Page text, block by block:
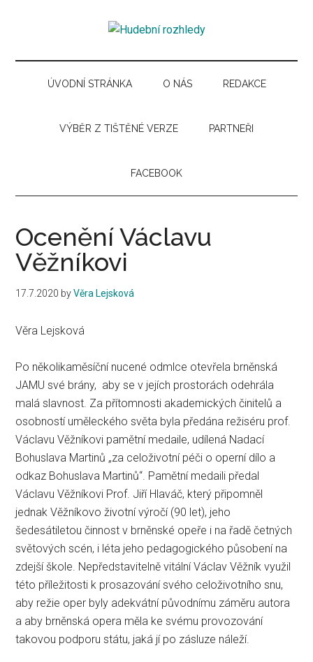
content
menu
sidebar
sidebar
Hudební
rozhledy
pro
hudebníÚVODNÍ STRÁNKA O NÁS REDAKCE
VÝBĚR Z TIŠTĚNÉ VERZE PARTNEŘI
FACEBOOK
Ocenění Václavu
Věžníkovi
17.7.2020 byVěra Lejsková
Věra Lejsková
Po několikaměsíční nucené odmlce otevřela brněnská
JAMU své brány, aby se v jejích prostorách odehrála
malá slavnost. Za přítomnosti akademických činitelů a
osobností uměleckého světa byla předána režiséru prof.
Václavu Věžníkovi pamětní medaile, udílená Nadací
Bohuslava Martinů „za celoživotní péči o operní dílo a
odkaz Bohuslava Martinů“. Pamětní medaili předal
Václavu Věžníkovi Prof. Jiří Hlaváč, který připomněl
jednak Věžníkovo životní výročí (90 let), jeho
šedesátiletou činnost v brněnské opeře i na řadě četných
světových scén, i léta jeho pedagogického působení na
zdejší škole. Nepředstavitelně vitální Václav Věžník využil
této příležitosti k prosazování svého celoživotního snu,
aby režie oper byly adekvátní původnímu záměru autora
a aby brněnská opera měla ke svému provozování
takovou podporu státu, jaká jí po zásluze náleží.